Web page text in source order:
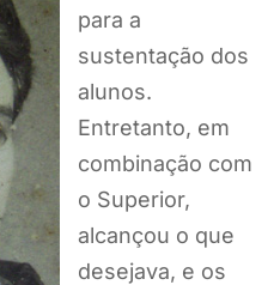
para a
sustentação dos
alunos.
Entretanto, em
combinação com
o Superior,
alcançou o que
desejava, e os